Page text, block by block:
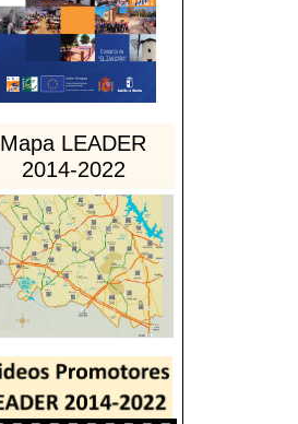
Mapa LEADER
2014-2022